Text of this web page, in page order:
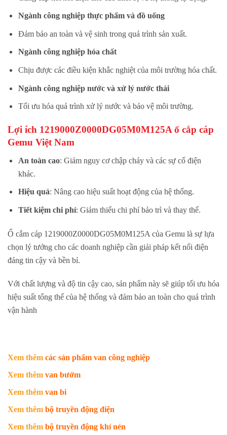
Ngành công nghiệp thực phẩm và đồ uống
Đảm bảo an toàn và vệ sinh trong quá trình sản xuất.
Ngành công nghiệp hóa chất
Chịu được các điều kiện khắc nghiệt của môi trường hóa chất.
Ngành công nghiệp nước và xử lý nước thải
Tối ưu hóa quá trình xử lý nước và bảo vệ môi trường.
Lợi ích 1219000Z0000DG05M0M125A ổ cắp cáp
Gemu Việt Nam
An toàn cao: Giảm nguy cơ chập cháy và các sự cố điện
khác.
Hiệu quả: Nâng cao hiệu suất hoạt động của hệ thống.
Tiết kiệm chi phí: Giảm thiểu chi phí bảo trì và thay thế.
Ổ cắm cáp 1219000Z0000DG05M0M125A của Gemu là sự lựa
chọn lý tưởng cho các doanh nghiệp cần giải pháp kết nối điện
đáng tin cậy và bền bỉ.
Với chất lượng và độ tin cậy cao, sản phẩm này sẽ giúp tối ưu hóa
hiệu suất tổng thể của hệ thống và đảm bảo an toàn cho quá trình
vận hành
Xem thêm các sản phẩm van công nghiệp
Xem thêm van bướm
Xem thêm van bi
Xem thêm bộ truyền động điện
Xem thêm bộ truyền động khí nén